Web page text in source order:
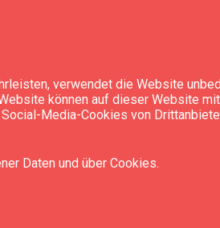
verwendet die Website
können auf dieser Website
Media-Cookies von
Daten und über Cookies.